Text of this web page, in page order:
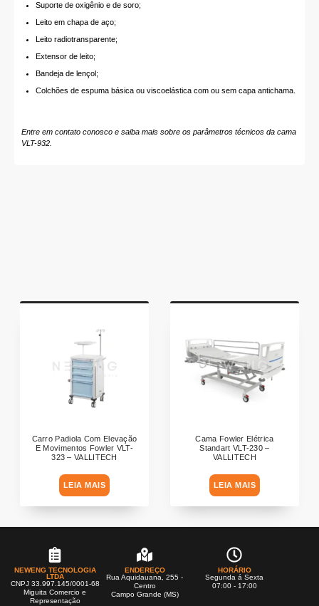
Suporte de oxigênio e de soro;
Leito em chapa de aço;
Leito radiotransparente;
Extensor de leito;
Bandeja de lençol;
Colchões de espuma básica ou viscoelástica com ou sem capa antichama.
Entre em contato conosco e saiba mais sobre os parâmetros técnicos da cama
VLT-932.
Carro Padiola Com Elevação
E Movimentos Fowler VLT-
323 – VALLITECH
LEIA MAIS
Cama Fowler Elétrica
Standart VLT-230 –
VALLITECH
LEIA MAIS
NEWENG TECNOLOGIA
LTDA
CNPJ 33.997.145/0001-68
Miguita Comercio e
Representação
ENDEREÇO
Rua Aquidauana, 255 -
Centro
Campo Grande (MS)
HORÁRIO
Segunda á Sexta
07:00 - 17:00